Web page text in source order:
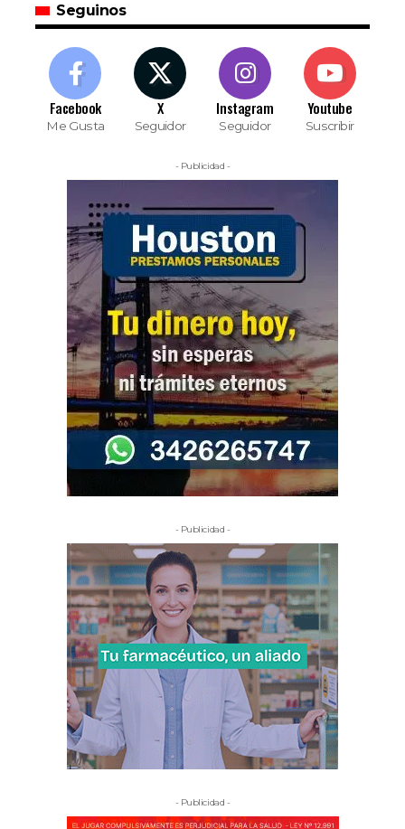
Seguinos
Facebook
Me Gusta
X
Seguidor
Instagram
Seguidor
Youtube
Suscribir
- Publicidad -
- Publicidad -
- Publicidad -